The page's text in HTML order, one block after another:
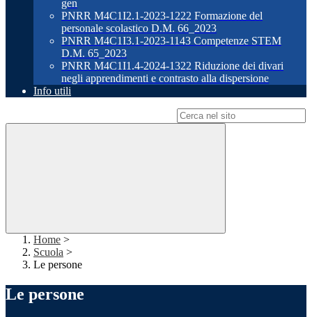
gen
PNRR M4C1I2.1-2023-1222 Formazione del
personale scolastico D.M. 66_2023
PNRR M4C1I3.1-2023-1143 Competenze STEM
D.M. 65_2023
PNRR M4C1I1.4-2024-1322 Riduzione dei divari
negli apprendimenti e contrasto alla dispersione
Info utili
Home >
Scuola >
Le persone
Le persone